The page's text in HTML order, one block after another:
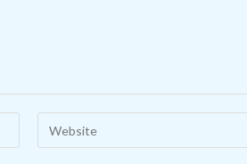
your